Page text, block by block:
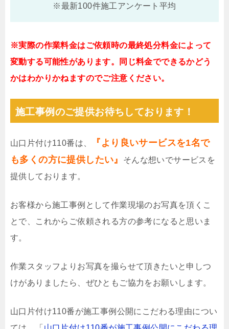
※最新100件施工アンケート平均
※実際の作業料金はご依頼時の最終処分料金によって
変動する可能性があります。同じ料金でできるかどう
かはわかりかねますのでご注意ください。
施工事例のご提供お待ちしております！
山口片付け110番は、
『より良いサービスを1名で
も多くの方に提供したい』
そんな想いでサービスを
提供しております。
お客様から施工事例として作業現場のお写真を頂くこ
とで、これからご依頼される方の参考になると思いま
す。
作業スタッフよりお写真を撮らせて頂きたいと申しつ
けがありましたら、ぜひともご協力をお願いします。
山口片付け110番が施工事例公開にこだわる理由につい